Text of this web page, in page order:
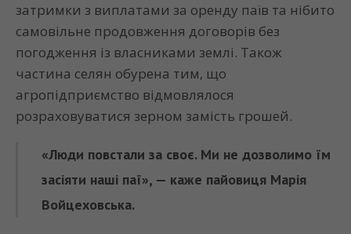
затримки з виплатами за оренду паїв та нібито
самовільне продовження договорів без
погодження із власниками землі. Також
частина селян обурена тим, що
агропідприємство відмовлялося
розраховуватися зерном замість грошей.
«Люди повстали за своє. Ми не дозволимо їм
засіяти наші паї», — каже пайовиця Марія
Войцеховська.